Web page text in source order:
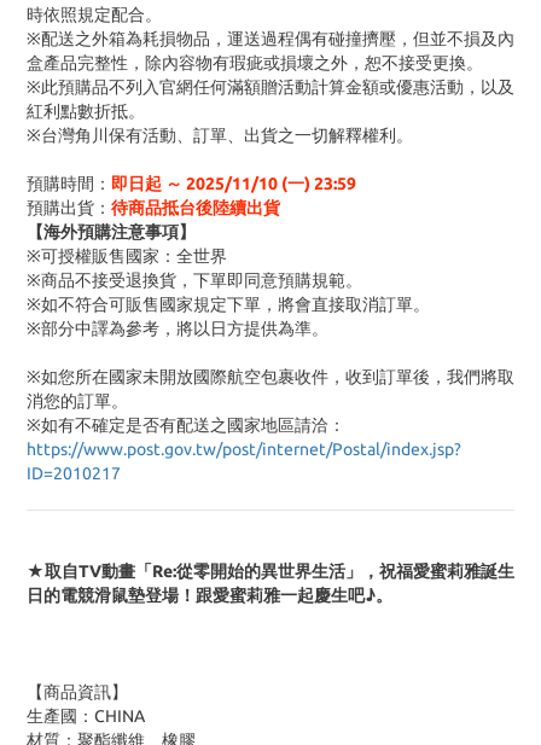
時依照規定配合。
※配送之外箱為耗損物品，運送過程偶有碰撞擠壓，但並不損及內
盒產品完整性，除內容物有瑕疵或損壞之外，恕不接受更換。
※此預購品不列入官網任何滿額贈活動計算金額或優惠活動，以及
紅利點數折抵。
※台灣角川保有活動、訂單、出貨之一切解釋權利。
預購時間： 即日起 ～ 2025/11/10 (一) 23:59
預購出貨： 待商品抵台後陸續出貨
【海外預購注意事項】
※可授權販售國家：全世界
※商品不接受退換貨，下單即同意預購規範。
※如不符合可販售國家規定下單，將會直接取消訂單。
※部分中譯為參考，將以日方提供為準。
※如您所在國家未開放國際航空包裹收件，收到訂單後，我們將取
消您的訂單。
※如有不確定是否有配送之國家地區請洽：
https://www.post.gov.tw/post/internet/Postal/index.jsp?
ID=2010217
★取自TV動畫「Re:從零開始的異世界生活」，祝福愛蜜莉雅誕生
日的電競滑鼠墊登場！跟愛蜜莉雅一起慶生吧♪。
【商品資訊】
生產國：CHINA
材質：聚酯纖維、橡膠